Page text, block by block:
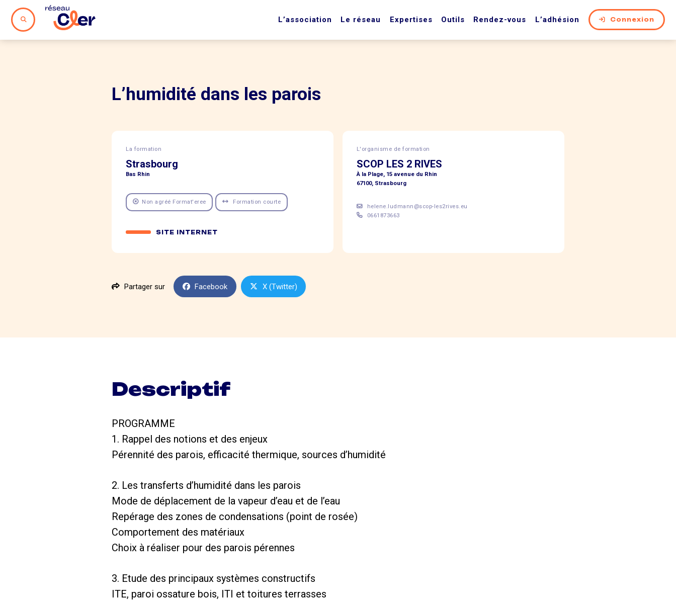
L’association Le réseau Expertises Outils Rendez-vous L’adhésion Connexion
L’humidité dans les parois
La formation
Strasbourg
Bas Rhin
Non agréé Format'eree Formation courte
SITE INTERNET
L'organisme de formation
SCOP LES 2 RIVES
À la Plage, 15 avenue du Rhin
67100, Strasbourg
helene.ludmann@scop-les2rives.eu
0661873663
Partager sur Facebook X (Twitter)
Descriptif
PROGRAMME
1. Rappel des notions et des enjeux
Pérennité des parois, efficacité thermique, sources d’humidité
2. Les transferts d’humidité dans les parois
Mode de déplacement de la vapeur d’eau et de l’eau
Repérage des zones de condensations (point de rosée)
Comportement des matériaux
Choix à réaliser pour des parois pérennes
3. Etude des principaux systèmes constructifs
ITE, paroi ossature bois, ITI et toitures terrasses